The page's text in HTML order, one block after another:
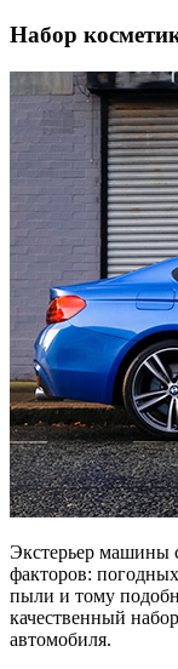
Набор
Экстерьер машины
факторов:
пыли и тому
качественный
автомобиля.